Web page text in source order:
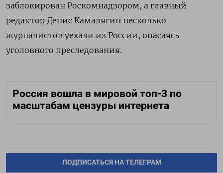
заблокирован Роскомнадзором, а главный
редактор Денис Камалягин несколько
журналистов уехали из России, опасаясь
уголовного преследования.
Россия вошла в мировой топ-3 по
масштабам цензуры интернета
ПОДПИСАТЬСЯ НА ТЕЛЕГРАМ